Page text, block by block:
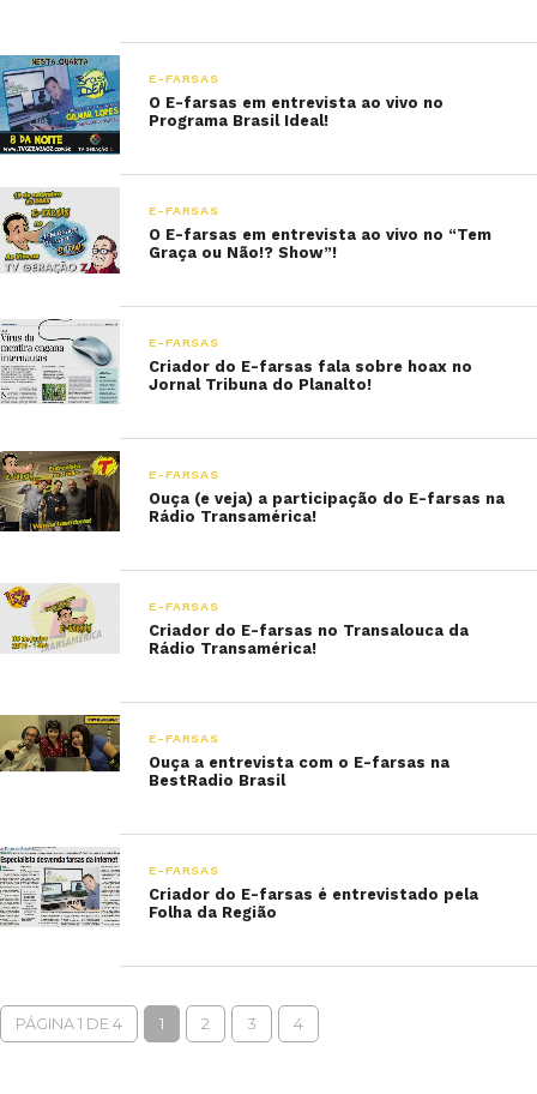
E-FARSAS
O E-farsas em entrevista ao vivo no
Programa Brasil Ideal!
E-FARSAS
O E-farsas em entrevista ao vivo no “Tem
Graça ou Não!? Show”!
E-FARSAS
Criador do E-farsas fala sobre hoax no
Jornal Tribuna do Planalto!
E-FARSAS
Ouça (e veja) a participação do E-farsas na
Rádio Transamérica!
E-FARSAS
Criador do E-farsas no Transalouca da
Rádio Transamérica!
E-FARSAS
Ouça a entrevista com o E-farsas na
BestRadio Brasil
E-FARSAS
Criador do E-farsas é entrevistado pela
Folha da Região
PÁGINA 1 DE 4 1 2 3 4